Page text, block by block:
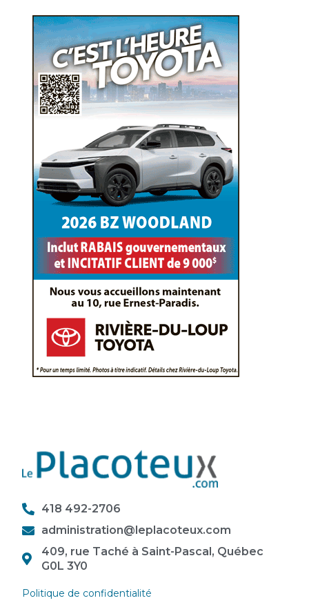
418 492-2706
administration@leplacoteux.com
409, rue Taché à Saint-Pascal, Québec
G0L 3Y0
Politique de confidentialité